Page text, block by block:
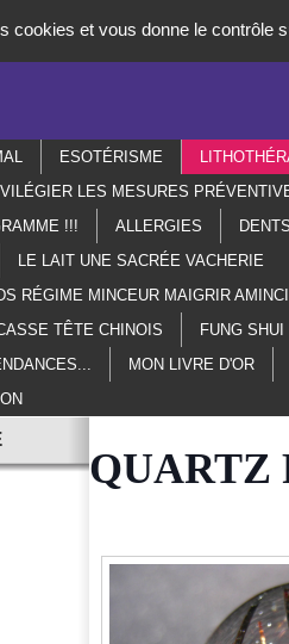
ESOTÉRISME
LES MESURES
!!!
ALLERGIES
LE LAIT UNE SACRÉE VACHERIE
RÉGIME MINCEUR MAIGRIR
TÊTE CHINOIS
FUNG SHUI
MON LIVRE D'OR
QUARTZ
cookies et vous donne le contrôle